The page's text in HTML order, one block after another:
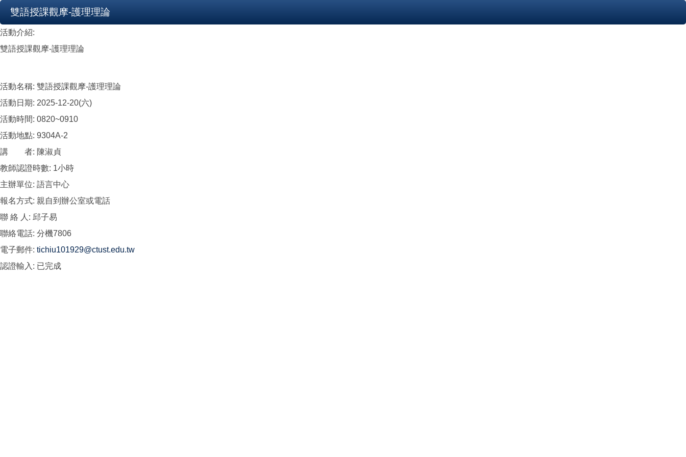
雙語授課觀摩-護理理論
活動介紹:
雙語授課觀摩-護理理論
活動名稱: 雙語授課觀摩-護理理論
活動日期: 2025-12-20(六)
活動時間: 0820~0910
活動地點: 9304A-2
講 者: 陳淑貞
教師認證時數: 1小時
主辦單位: 語言中心
報名方式: 親自到辦公室或電話
聯 絡 人: 邱子易
聯絡電話: 分機7806
電子郵件: tichiu101929@ctust.edu.tw
認證輸入: 已完成